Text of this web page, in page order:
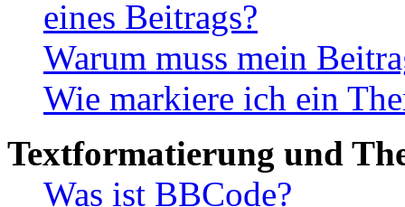
eines Beitrags?
Warum muss mein
Wie markiere ich ein
Textformatierung und
Was ist BBCode?